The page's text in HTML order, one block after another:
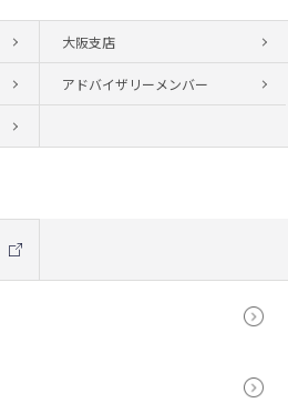
大阪支店
アドバイザリーメンバー